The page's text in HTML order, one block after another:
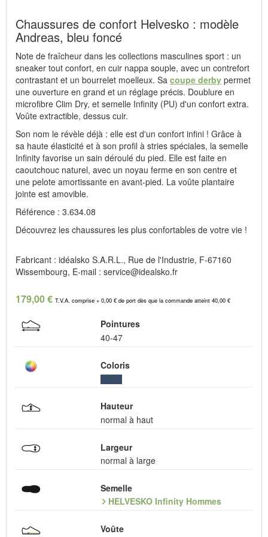
Chaussures de confort Helvesko : modèle
Andreas, bleu foncé
Note de fraîcheur dans les collections masculines sport : un
sneaker tout confort, en cuir nappa souple, avec un contrefort
contrastant et un bourrelet moelleux. Sa coupe derby permet
une ouverture en grand et un réglage précis. Doublure en
microfibre Clim Dry, et semelle Infinity (PU) d'un confort extra.
Voûte extractible, dessus cuir.
Son nom le révèle déjà : elle est d'un confort infini ! Grâce à
sa haute élasticité et à son profil à stries spéciales, la semelle
Infinity favorise un sain déroulé du pied. Elle est faite en
caoutchouc naturel, avec un noyau ferme en son centre et
une pelote amortissante en avant-pied. La voûte plantaire
jointe est amovible.
Référence : 3.634.08
Découvrez les chaussures les plus confortables de votre vie !
Fabricant : idéalsko S.A.R.L., Rue de l'Industrie, F-67160
Wissembourg, E-mail : service@idealsko.fr
179,00 € T.V.A. comprise + 0,00 € de port dès que la commande atteint 40,00 €
Pointures
40-47
Coloris
Hauteur
normal à haut
Largeur
normal à large
Semelle
HELVESKO Infinity Hommes
Voûte